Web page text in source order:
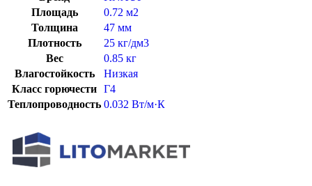
Площадь
0.72 м2
Толщина
47 мм
Плотность
25 кг/дм3
Вес
0.85 кг
Влагостойкость
Низкая
Класс горючести Г4
Теплопроводность 0.032 Вт/м·К